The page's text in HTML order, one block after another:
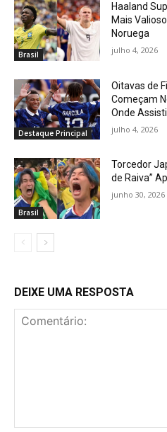
Brasil
Haaland
Mais
Noruega
julho 4, 2026
Destaque Principal
Oitavas de
Começam
Onde
julho 4, 2026
Brasil
Torcedor
de Raiva”
junho 30, 2026
DEIXE UMA RESPOSTA